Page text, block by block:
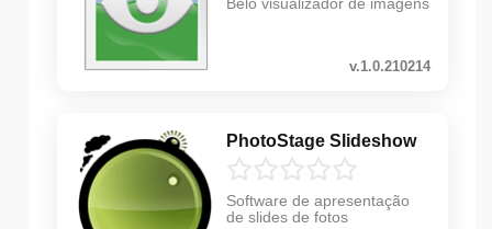
v.1.0.210214
PhotoStage Slideshow
Software de apresentação
de slides de fotos